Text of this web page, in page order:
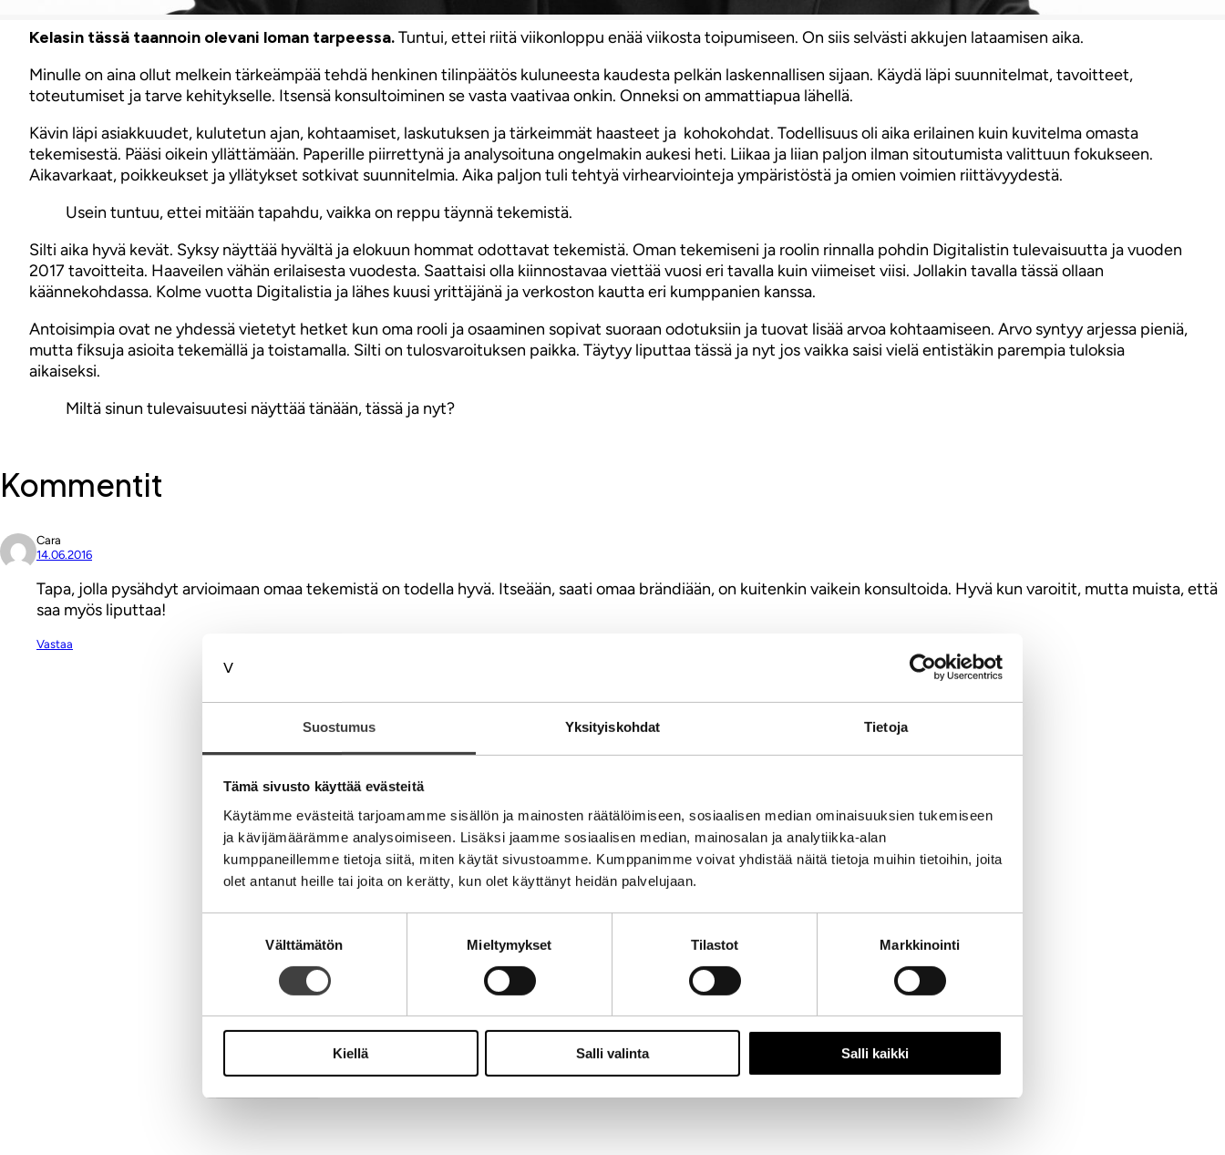
Suostumus Yksityiskohdat Tietoja
Tämä sivusto käyttää evästeitä
Käytämme evästeitä tarjoamamme sisällön ja mainosten räätälöimiseen, sosiaalisen median ominaisuuksien tukemiseen
ja kävijämäärämme analysoimiseen. Lisäksi jaamme sosiaalisen median, mainosalan ja analytiikka-alan
kumppaneillemme tietoja siitä, miten käytät sivustoamme. Kumppanimme voivat yhdistää näitä tietoja muihin tietoihin, joita
olet antanut heille tai joita on kerätty, kun olet käyttänyt heidän palvelujaan.
Välttämätön Mieltymykset Tilastot Markkinointi
Kiellä Salli valinta Salli kaikki
Kelasin tässä taannoin olevani loman tarpeessa.Tuntui, ettei riitä viikonloppu enää viikosta toipumiseen. On siis selvästi akkujen lataamisen aika.
Minulle on aina ollut melkein tärkeämpää tehdä henkinen tilinpäätös kuluneesta kaudesta pelkän laskennallisen sijaan. Käydä läpi suunnitelmat, tavoitteet,
toteutumiset ja tarve kehitykselle. Itsensä konsultoiminen se vasta vaativaa onkin. Onneksi on ammattiapua lähellä.
Kävin läpi asiakkuudet, kulutetun ajan, kohtaamiset, laskutuksen ja tärkeimmät haasteet ja kohokohdat. Todellisuus oli aika erilainen kuin kuvitelma omasta
tekemisestä. Pääsi oikein yllättämään. Paperille piirrettynä ja analysoituna ongelmakin aukesi heti. Liikaa ja liian paljon ilman sitoutumista valittuun fokukseen.
Aikavarkaat, poikkeukset ja yllätykset sotkivat suunnitelmia. Aika paljon tuli tehtyä virhearviointeja ympäristöstä ja omien voimien riittävyydestä.
Usein tuntuu, ettei mitään tapahdu, vaikka on reppu täynnä tekemistä.
Silti aika hyvä kevät. Syksy näyttää hyvältä ja elokuun hommat odottavat tekemistä. Oman tekemiseni ja roolin rinnalla pohdin Digitalistin tulevaisuutta ja vuoden
2017 tavoitteita. Haaveilen vähän erilaisesta vuodesta. Saattaisi olla kiinnostavaa viettää vuosi eri tavalla kuin viimeiset viisi. Jollakin tavalla tässä ollaan
käännekohdassa. Kolme vuotta Digitalistia ja lähes kuusi yrittäjänä ja verkoston kautta eri kumppanien kanssa.
Antoisimpia ovat ne yhdessä vietetyt hetket kun oma rooli ja osaaminen sopivat suoraan odotuksiin ja tuovat lisää arvoa kohtaamiseen. Arvo syntyy arjessa pieniä,
mutta fiksuja asioita tekemällä ja toistamalla. Silti on tulosvaroituksen paikka. Täytyy liputtaa tässä ja nyt jos vaikka saisi vielä entistäkin parempia tuloksia
aikaiseksi.
Miltä sinun tulevaisuutesi näyttää tänään, tässä ja nyt?
Kommentit
Cara
14.06.2016
Tapa, jolla pysähdyt arvioimaan omaa tekemistä on todella hyvä. Itseään, saati omaa brändiään, on kuitenkin vaikein konsultoida. Hyvä kun varoitit, mutta muista, että
saa myös liputtaa!
Vastaa
Kirjoita kommentti
Aihe
Sähköpostiosoite
Kotisivu